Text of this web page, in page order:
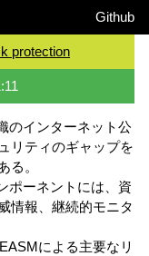
Github
protection
のインターネット公
リティのギャップを
る。
ポーネントには、資
情報、継続的モニタ
による主要なリ